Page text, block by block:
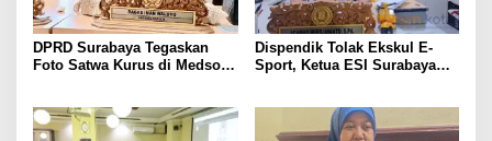
DPRD Surabaya Tegaskan
Foto Satwa Kurus di Medsos
Dispendik Tolak Ekskul E-
Sport, Ketua ESI Surabaya